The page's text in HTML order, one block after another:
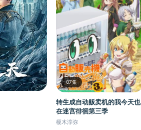
07集
转生成自动贩卖机的我今天也
在迷宫徘徊第三季
榎木淳弥